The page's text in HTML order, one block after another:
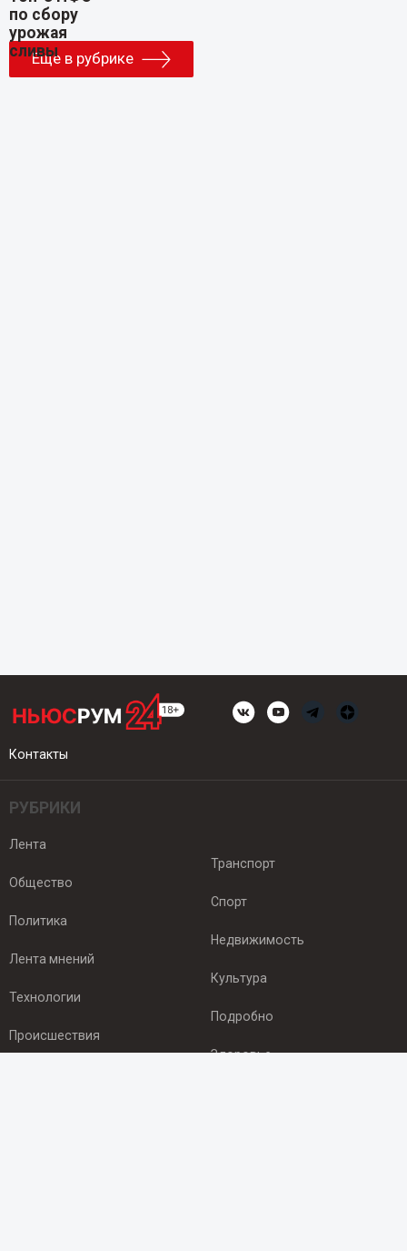
Еще в рубрике
Контакты
РУБРИКИ
Лента
Общество
Политика
Лента мнений
Технологии
Происшествия
Транспорт
Спорт
Недвижимость
Культура
Подробно
Здоровье